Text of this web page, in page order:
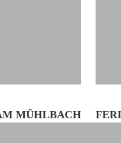
MÜHLBACH